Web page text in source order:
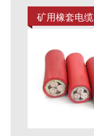
矿用橡套电缆